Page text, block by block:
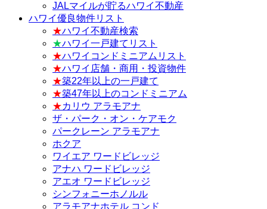
JALマイルが貯るハワイ不動産
ハワイ優良物件リスト
★ハワイ不動産検索
★ハワイ一戸建てリスト
★ハワイコンドミニアムリスト
★ハワイ店舗・商用・投資物件
★築22年以上の一戸建て
★築47年以上のコンドミニアム
★カリウ アラモアナ
ザ・パーク・オン・ケアモク
パークレーン アラモアナ
ホクア
ワイエア ワードビレッジ
アナハ ワードビレッジ
アエオ ワードビレッジ
シンフォニーホノルル
アラモアナホテル コンド